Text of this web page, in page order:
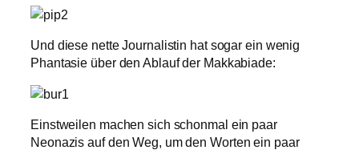
Und diese nette Journalistin hat sogar ein wenig
Phantasie über den Ablauf der Makkabiade:
Einstweilen machen sich schonmal ein paar
Neonazis auf den Weg, um den Worten ein paar